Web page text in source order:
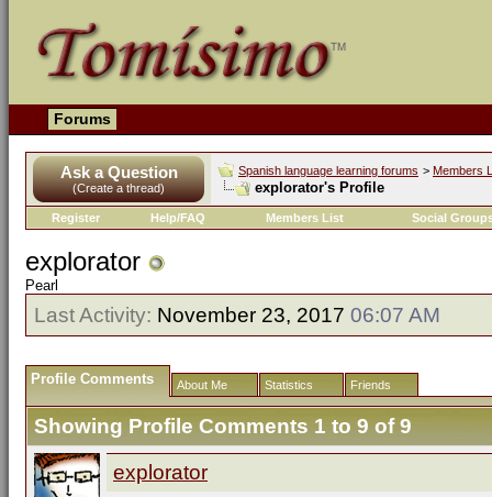
Forums
Ask a Question
(Create a thread)
Spanish language learning forums > Members
explorator's Profile
Register Help/FAQ Members List Social
explorator
Pearl
Last Activity: November 23, 2017 06:07 AM
Profile Comments About Me Statistics Friends
Showing Profile Comments 1 to 9of9
explorator